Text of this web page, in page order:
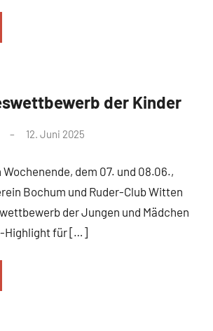
der Kinder
12. Juni 2025
dem 07. und 08.06.,
Bochum und Ruder-Club Witten
der Jungen und Mädchen
Highlight für […]